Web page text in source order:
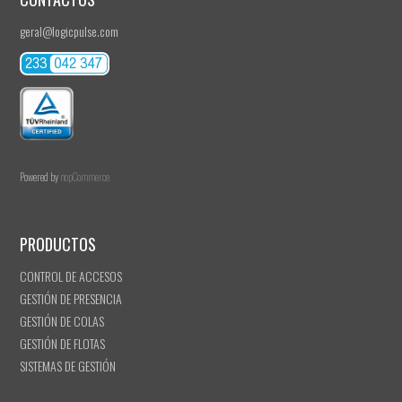
geral@logicpulse.com
Powered bynopCommerce
PRODUCTOS
CONTROL DE ACCESOS
GESTIÓN DE PRESENCIA
GESTIÓN DE COLAS
GESTIÓN DE FLOTAS
SISTEMAS DE GESTIÓN